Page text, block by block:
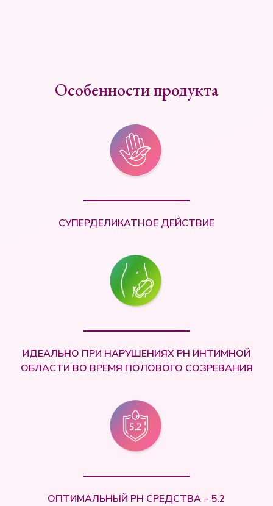
Особенности продукта
СУПЕРДЕЛИКАТНОЕ ДЕЙСТВИЕ
ИДЕАЛЬНО ПРИ НАРУШЕНИЯХ РН ИНТИМНОЙ
ОБЛАСТИ ВО ВРЕМЯ ПОЛОВОГО СОЗРЕВАНИЯ
ОПТИМАЛЬНЫЙ РН СРЕДСТВА – 5.2